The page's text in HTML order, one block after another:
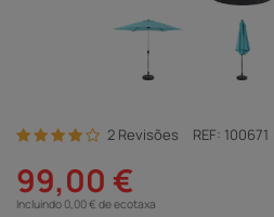
2 Revisões REF: 100671
99,00 €
Incluindo 0,00 € de ecotaxa